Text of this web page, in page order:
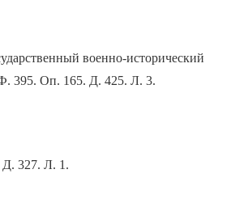
военно-исторический
395. Оп. 165. Д. 425. Л. 3.
327. Л. 1.